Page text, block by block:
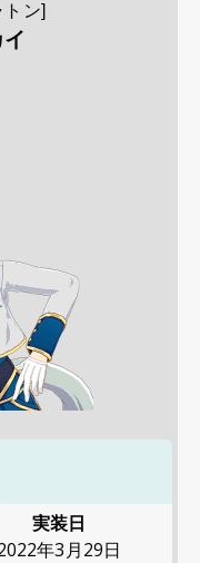
ン]
実装日
年3月29日